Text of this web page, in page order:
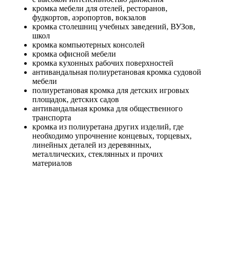
кромка мебели для отелей, ресторанов,
фудкортов, аэропортов, вокзалов
кромка столешниц учебных заведений, ВУЗов,
школ
кромка компьютерных консолей
кромка офисной мебели
кромка кухонных рабочих поверхностей
антивандальная полиуретановая кромка судовой
мебели
полиуретановая кромка для детских игровых
площадок, детских садов
антивандальная кромка для общественного
транспорта
кромка из полиуретана других изделий, где
необходимо упрочнение концевых, торцевых,
линейных деталей из деревянных,
металлических, стеклянных и прочих
материалов